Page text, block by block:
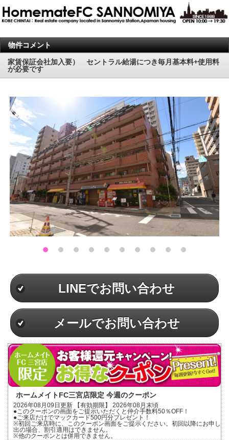
物件コメント
家賃保証会社加入要） セントラル給湯につき毎月基本料+使用料
が必要です
LINEでお問い合わせ
メールでお問い合わせ
ホームメイトFC三宮店限定 今週のクーポン
2026年08月09日更新 【有効期限】 2026年08月末頃
●このクーポンの画面をご提示いただくと仲介手数料50％OFF！
●ご来店だけでマックカード500円分プレゼント！
※初回ご来店時に、このクーポン画面をご提示ください。初回以降にお申し
出の場合、割引適用はできません。
※他のクーポンとは併用できません。